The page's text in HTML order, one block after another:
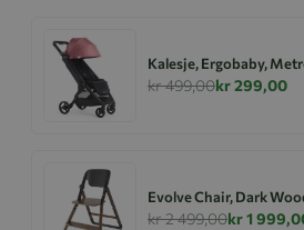
Kalesje, Ergobaby,
kr 499,00kr 299,00
Evolve Chair, Dark
kr 2 499,00kr 1